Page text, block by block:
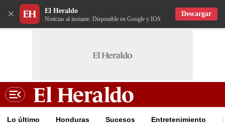
× El Heraldo
Noticias al instante. Disponible en Google y IOS
Descargar
Lo último Honduras Sucesos Entretenimiento